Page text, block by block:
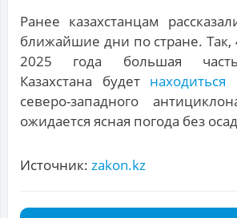
Ранее казахстанцам
ближайшие дни по стране. Так,
2025 года большая
Казахстана будет находиться
северо-западного
ожидается ясная погода без
Источник: zakon.kz